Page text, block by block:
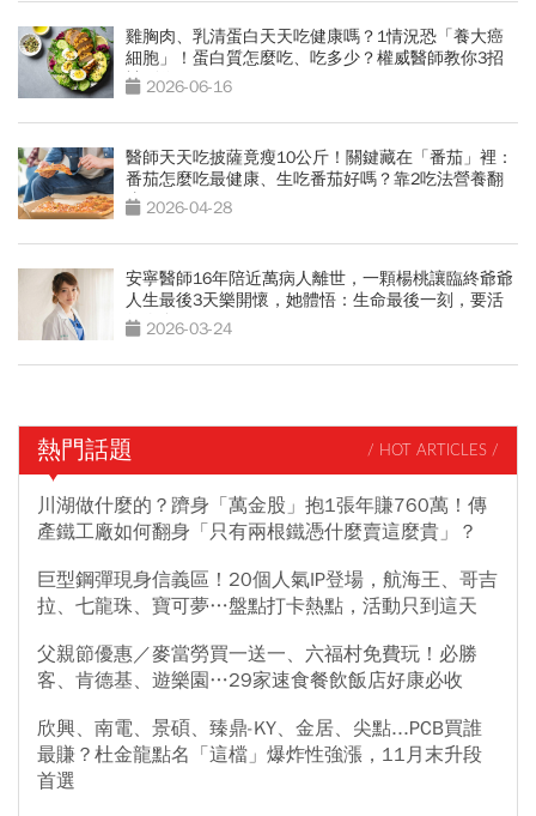
雞胸肉、乳清蛋白天天吃健康嗎？1情況恐「養大癌
細胞」！蛋白質怎麼吃、吃多少？權威醫師教你3招
補到位
2026-06-16
醫師天天吃披薩竟瘦10公斤！關鍵藏在「番茄」裡：
番茄怎麼吃最健康、生吃番茄好嗎？靠2吃法營養翻
倍 2026-04-28
安寧醫師16年陪近萬病人離世，一顆楊桃讓臨終爺爺
人生最後3天樂開懷，她體悟：生命最後一刻，要活
得像自己
2026-03-24
熱門話題 / HOT ARTICLES /
川湖做什麼的？躋身「萬金股」抱1張年賺760萬！傳
產鐵工廠如何翻身「只有兩根鐵憑什麼賣這麼貴」？
巨型鋼彈現身信義區！20個人氣IP登場，航海王、哥吉
拉、七龍珠、寶可夢…盤點打卡熱點，活動只到這天
父親節優惠／麥當勞買一送一、六福村免費玩！必勝
客、肯德基、遊樂園…29家速食餐飲飯店好康必收
欣興、南電、景碩、臻鼎-KY、金居、尖點...PCB買誰
最賺？杜金龍點名「這檔」爆炸性強漲，11月末升段
首選